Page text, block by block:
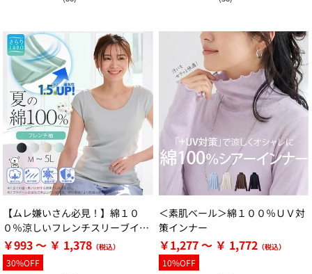
【ムレ嫌いさん必見！】綿１０
０％涼しいフレンチスリーブイン
ナー＜さらりラボ＞
￥993 ～ ￥ 1,378
30%OFF
＜素肌ベール＞綿１００％ＵＶ対
策インナー
￥1,277 ～ ￥ 1,772
10%OFF